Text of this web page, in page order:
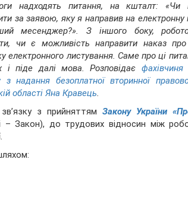
надходять питання, на кшталт:
за заявою, яку я направив на електронну
месенджер?». З іншого боку,
чи є можливість направити наказ
електронного листування. Саме про ці
і піде далі мова. Розповідає фахівчиня
з надання безоплатної вторинної
області Яна Кравець.
з прийняттям Закону України
– Закон), до трудових відносин між